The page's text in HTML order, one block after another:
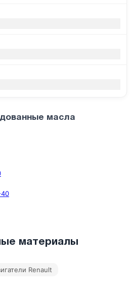
масла
материалы
Renault